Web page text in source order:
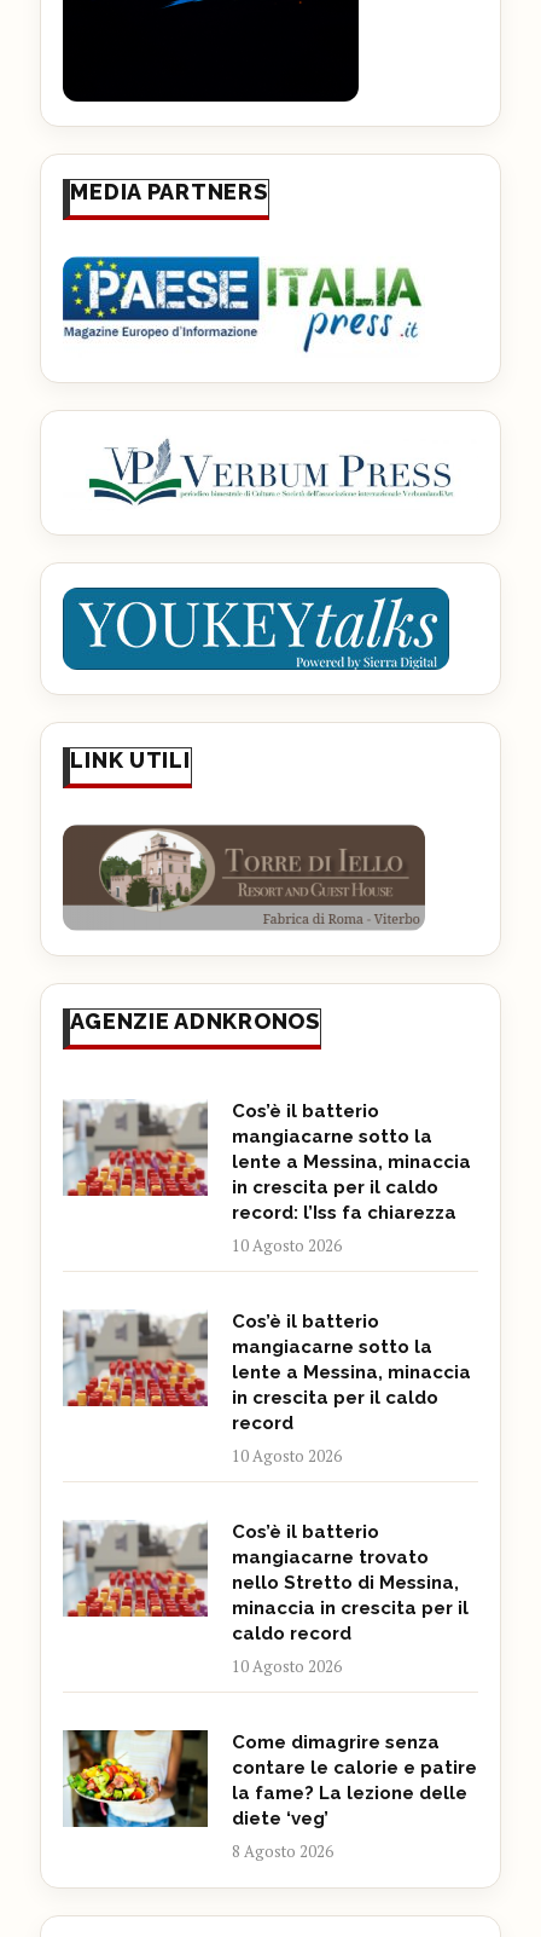
MEDIA PARTNERS
LINK UTILI
AGENZIE ADNKRONOS
Cos’è il batterio
mangiacarne sotto la
lente a Messina, minaccia
in crescita per il caldo
record: l’Iss fa chiarezza
10 Agosto 2026
Cos’è il batterio
mangiacarne sotto la
lente a Messina, minaccia
in crescita per il caldo
record
10 Agosto 2026
Cos’è il batterio
mangiacarne trovato
nello Stretto di Messina,
minaccia in crescita per il
caldo record
10 Agosto 2026
Come dimagrire senza
contare le calorie e patire
la fame? La lezione delle
diete ‘veg’
8 Agosto 2026